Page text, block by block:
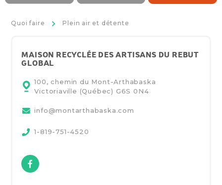
Quoi faire >
Plein air et détente
MAISON RECYCLÉE DES ARTISANS DU REBUT
GLOBAL
100, chemin du Mont-Arthabaska
Victoriaville (Québec) G6S 0N4
info@montarthabaska.com
1-819-751-4520
Facebook